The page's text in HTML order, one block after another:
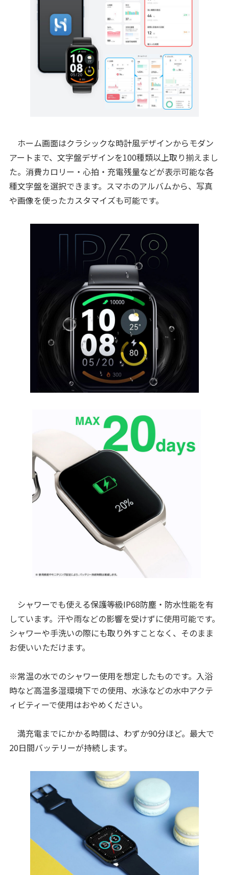
ホーム画面はクラシックな時計風デザインからモダン
アートまで、文字盤デザインを100種類以上取り揃えまし
た。消費カロリー・心拍・充電残量などが表示可能な各
種文字盤を選択できます。スマホのアルバムから、写真
や画像を使ったカスタマイズも可能です。
シャワーでも使える保護等級IP68防塵・防水性能を有
しています。汗や雨などの影響を受けずに使用可能です。
シャワーや手洗いの際にも取り外すことなく、そのまま
お使いいただけます。
※常温の水でのシャワー使用を想定したものです。入浴
時など高温多湿環境下での使用、水泳などの水中アクテ
ィビティーで使用はおやめください。
満充電までにかかる時間は、わずか90分ほど。最大で
20日間バッテリーが持続します。